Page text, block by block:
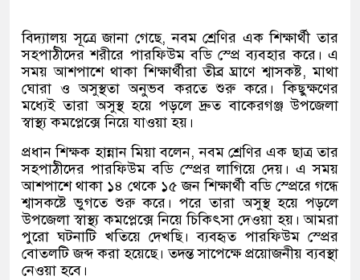
বিদ্যালয় সূত্রে জানা গেছে, নবম শ্রেণির এক শিক্ষার্থী তার
সহপাঠীদের শরীরে পারফিউম বডি স্প্রে ব্যবহার করে। এ
সময় আশপাশে থাকা শিক্ষার্থীরা তীব্র ঘ্রাণে শ্বাসকষ্ট, মাথা
ঘোরা ও অসুস্থতা অনুভব করতে শুরু করে। কিছুক্ষণের
মধ্যেই তারা অসুস্থ হয়ে পড়লে দ্রুত বাকেরগঞ্জ উপজেলা
স্বাস্থ্য কমপ্লেক্সে নিয়ে যাওয়া হয়।
প্রধান শিক্ষক হান্নান মিয়া বলেন, নবম শ্রেণির এক ছাত্র তার
সহপাঠীদের পারফিউম বডি স্প্রের লাগিয়ে দেয়। এ সময়
আশপাশে থাকা ১৪ থেকে ১৫ জন শিক্ষার্থী বডি স্প্রেরে গন্ধে
শ্বাসকষ্টে ভুগতে শুরু করে। পরে তারা অসুস্থ হয়ে পড়লে
উপজেলা স্বাস্থ্য কমপ্লেক্সে নিয়ে চিকিৎসা দেওয়া হয়। আমরা
পুরো ঘটনাটি খতিয়ে দেখছি। ব্যবহৃত পারফিউম স্প্রের
বোতলটি জব্দ করা হয়েছে। তদন্ত সাপেক্ষে প্রয়োজনীয় ব্যবস্থা
নেওয়া হবে।